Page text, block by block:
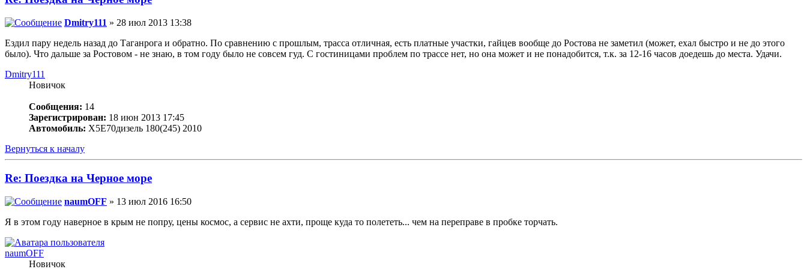
Dmitry111 » 28 июл 2013 13:38
Ездил пару недель назад до Таганрога и обратно. По сравнению с прошлым, трасса отличная, есть платные участки, гайцев вообще до Ростова не заметил (может, ехал быстро и не до этого
было). Что дальше за Ростовом - не знаю, в том году было не совсем гуд. С гостиницами проблем по трассе нет, но она может и не понадобится, т.к. за 12-16 часов доедешь до места. Удачи.
Dmitry111
Новичок
Сообщения: 14
Зарегистрирован: 18 июн 2013 17:45
Автомобиль: X5E70дизель 180(245) 2010
Вернуться к началу
Re: Поездка на Черное море
naumOFF » 13 июл 2016 16:50
Я в этом году наверное в крым не попру, цены космос, а сервис не ахти, проще куда то полететь... чем на переправе в пробке торчать.
naumOFF
Новичок